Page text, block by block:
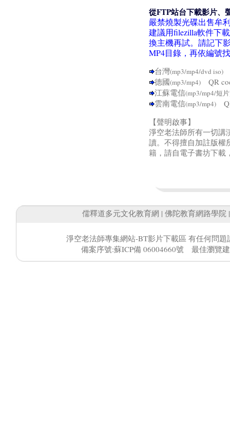
從FTP站台下載影片、
嚴禁燒製光碟出售牟
建議用filezilla軟件下
換主機再試。請記下
MP4目錄，再依編號
台灣(mp3/mp4/dvd iso)
德國(mp3/mp4) QR
江蘇電信(mp3/mp4/短
雲南電信(mp3/mp4)
【聲明啟事】
淨空老法師所有一切講
讀。不得擅自加註版權
籍，請自電子書坊下載
儒釋道多元文化教育網 |佛陀教育網路學院
淨空老法師專集網站-BT影片下載區 有任何問題
備案序號:蘇ICP備 06004660號 最佳瀏覽